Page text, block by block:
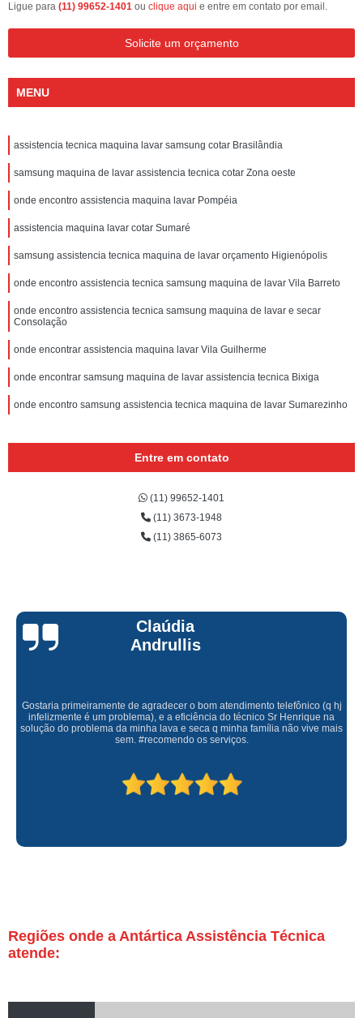
Ligue para (11) 99652-1401 ou clique aqui e entre em contato por email.
Solicite um orçamento
MENU
assistencia tecnica maquina lavar samsung cotar Brasilândia
samsung maquina de lavar assistencia tecnica cotar Zona oeste
onde encontro assistencia maquina lavar Pompéia
assistencia maquina lavar cotar Sumaré
samsung assistencia tecnica maquina de lavar orçamento Higienópolis
onde encontro assistencia tecnica samsung maquina de lavar Vila Barreto
onde encontro assistencia tecnica samsung maquina de lavar e secar
Consolação
onde encontrar assistencia maquina lavar Vila Guilherme
onde encontrar samsung maquina de lavar assistencia tecnica Bixiga
onde encontro samsung assistencia tecnica maquina de lavar Sumarezinho
Entre em contato
(11) 99652-1401
(11) 3673-1948
(11) 3865-6073
Claúdia
Andrullis
Gostaria primeiramente de agradecer o bom atendimento telefônico (q hj
infelizmente é um problema), e a eficiência do técnico Sr Henrique na
solução do problema da minha lava e seca q minha família não vive mais
sem. #recomendo os serviços.
Regiões onde a Antártica Assistência Técnica
atende: